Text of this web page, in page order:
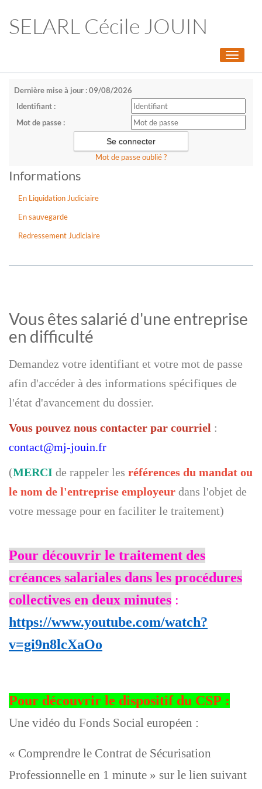
SELARL Cécile JOUIN
Toggle
Dernière mise à jour : 09/08/2026
Identifiant :
Mot de passe :
Mot de passe oublié ?
Informations
En Liquidation Judiciaire
En sauvegarde
Redressement Judiciaire
Vous êtes salarié d'une entreprise
en difficulté
Demandez votre identifiant et votre mot de passe
afin d'accéder à des informations spécifiques de
l'état d'avancement du dossier.
Vous pouvez nous contacter par courriel :
contact@mj-jouin.fr
(MERCI de rappeler les références du mandat ou
le nom de l'entreprise employeur dans l'objet de
votre message pour en faciliter le traitement)
Pour découvrir le traitement des
créances salariales dans les procédures
collectives en deux minutes :
https://www.youtube.com/watch?
v=gi9n8lcXaOo
Pour découvrir le dispositif du CSP :
Une vidéo du Fonds Social européen :
« Comprendre le Contrat de Sécurisation
Professionnelle en 1 minute » sur le lien suivant